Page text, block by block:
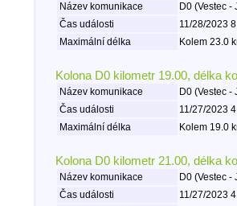
Název komunikace
D0 (Vestec -
Čas události
11/28/2023
Maximální délka
Kolem 23.0
Kolona D0 kilometr 19.00, délka
Název komunikace
D0 (Vestec -
Čas události
11/27/2023
Maximální délka
Kolem 19.0
Kolona D0 kilometr 21.00, délka
Název komunikace
D0 (Vestec -
Čas události
11/27/2023